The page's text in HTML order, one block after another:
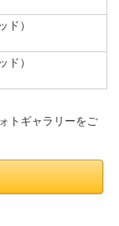
ド）
ド）
トギャラリーをご